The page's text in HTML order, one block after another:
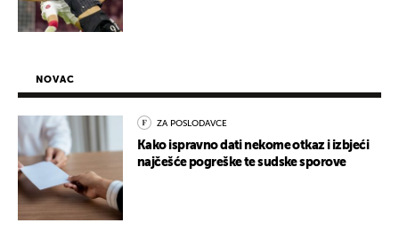
NOVAC
ZA POSLODAVCE
Kako ispravno dati nekome otkaz i izbjeći
najčešće pogreške te sudske sporove